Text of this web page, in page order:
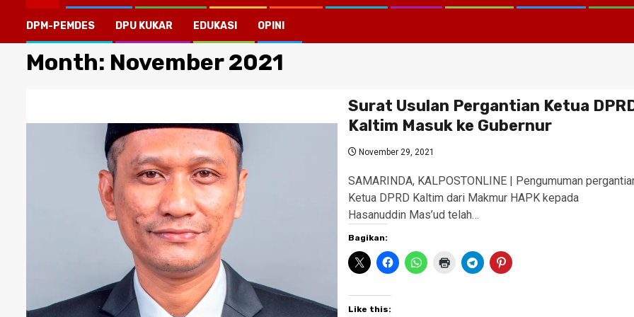
DPM-PEMDES DPU KUKAR EDUKASI OPINI
Month: November 2021
Surat Usulan Pergantian Ketua
Kaltim Masuk ke Gubernur
November 29, 2021
SAMARINDA, KALPOSTONLINE | Pengumuman
Ketua DPRD Kaltim dari Makmur HAPK kepada
Hasanuddin Mas’ud telah…
Bagikan:
Like this: